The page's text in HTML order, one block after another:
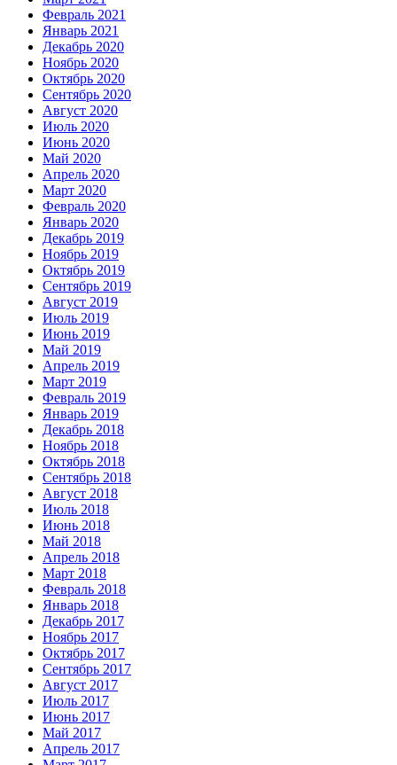
Февраль 2021
Январь 2021
Декабрь 2020
Ноябрь 2020
Октябрь 2020
Сентябрь 2020
Август 2020
Июль 2020
Июнь 2020
Май 2020
Апрель 2020
Март 2020
Февраль 2020
Январь 2020
Декабрь 2019
Ноябрь 2019
Октябрь 2019
Сентябрь 2019
Август 2019
Июль 2019
Июнь 2019
Май 2019
Апрель 2019
Март 2019
Февраль 2019
Январь 2019
Декабрь 2018
Ноябрь 2018
Октябрь 2018
Сентябрь 2018
Август 2018
Июль 2018
Июнь 2018
Май 2018
Апрель 2018
Март 2018
Февраль 2018
Январь 2018
Декабрь 2017
Ноябрь 2017
Октябрь 2017
Сентябрь 2017
Август 2017
Июль 2017
Июнь 2017
Май 2017
Апрель 2017